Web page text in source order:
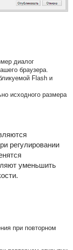
диалог
браузера.
Flash и
исходного размера
регулировании
уменьшить
при повторном